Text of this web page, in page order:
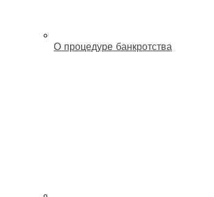
О процедуре банкротства